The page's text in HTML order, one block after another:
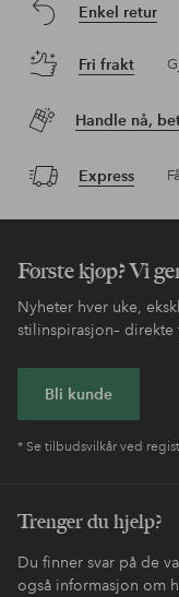
Enkel retur
Fri frakt
Handle nå,
Express
Første kjøp? Vi
Nyheter hver uke,
stilinspirasjon–
Bli kunde
* Se tilbudsvilkår ved
Trenger du hjelp?
Du finner svar på de
også informasjon om